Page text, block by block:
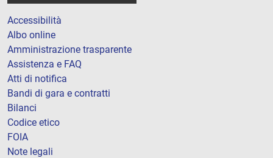
Accessibilità
Albo online
Amministrazione trasparente
Assistenza e FAQ
Atti di notifica
Bandi di gara e contratti
Bilanci
Codice etico
FOIA
Note legali